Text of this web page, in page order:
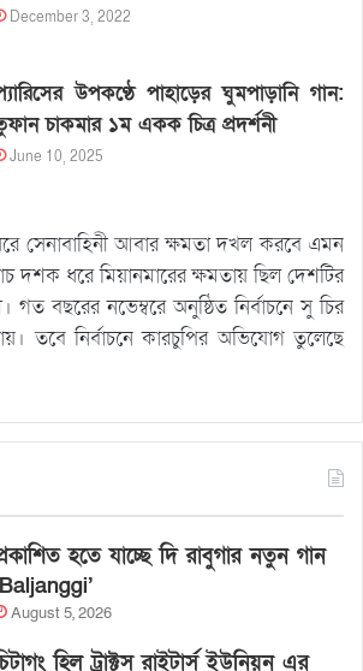
December 3, 2022
উপকণ্ঠে পাহাড়ের ঘুমপাড়ানি গান:
চাকমার ১ম একক চিত্র প্রদর্শনী
June 10, 2025
সেনাবাহিনী আবার ক্ষমতা দখল করবে এমন
দশক ধরে মিয়ানমারের ক্ষমতায় ছিল দেশটির
গত বছরের নভেম্বরে অনুষ্ঠিত নির্বাচনে সু চির
তবে নির্বাচনে কারচুপির অভিযোগ তুলেছে
হতে যাচ্ছে দি রাবুগার নতুন গান
August 5, 2026
হিল ট্রাক্টস রাইটার্স ইউনিয়ন এর